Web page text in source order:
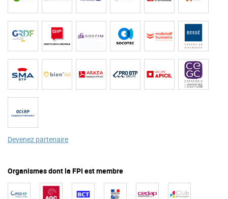
Devenez partenaire
Organismes dont la FPI est membre